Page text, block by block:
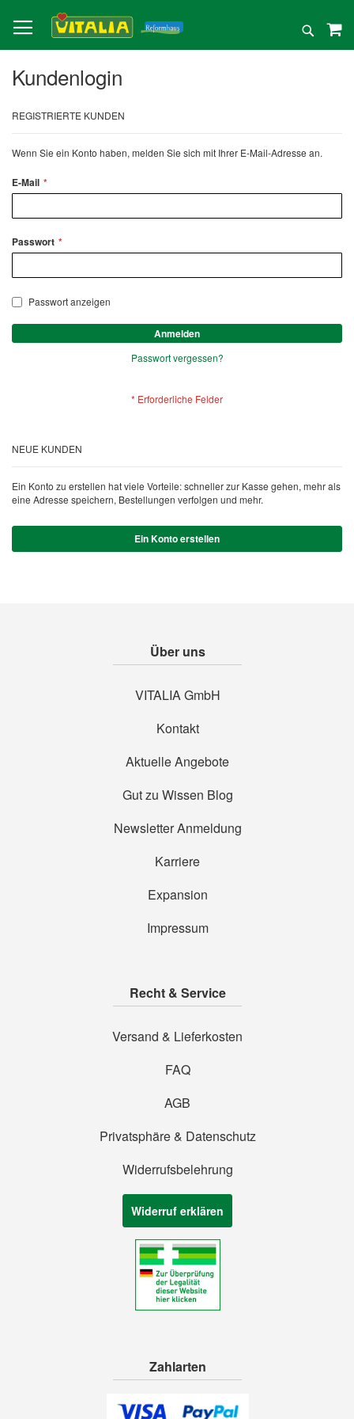
zum
Inhalt
Suche
Kundenlogin
REGISTRIERTE KUNDEN
Wenn Sie ein Konto haben, melden Sie sich mit Ihrer E-Mail-Adresse an.
E-Mail
Passwort
Passwort anzeigen
Anmelden
Passwort vergessen?
NEUE KUNDEN
Ein Konto zu erstellen hat viele Vorteile: schneller zur Kasse gehen, mehr als
eine Adresse speichern, Bestellungen verfolgen und mehr.
Ein Konto erstellen
Über uns
VITALIA GmbH
Kontakt
Aktuelle Angebote
Gut zu Wissen Blog
Newsletter Anmeldung
Karriere
Expansion
Impressum
Recht & Service
Versand & Lieferkosten
FAQ
AGB
Privatsphäre & Datenschutz
Widerrufsbelehrung
Widerruf erklären
Zahlarten